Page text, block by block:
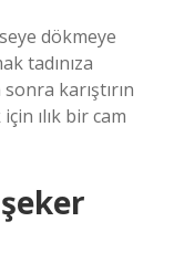
dökmeye
tadınıza
karıştırın
ılık bir cam